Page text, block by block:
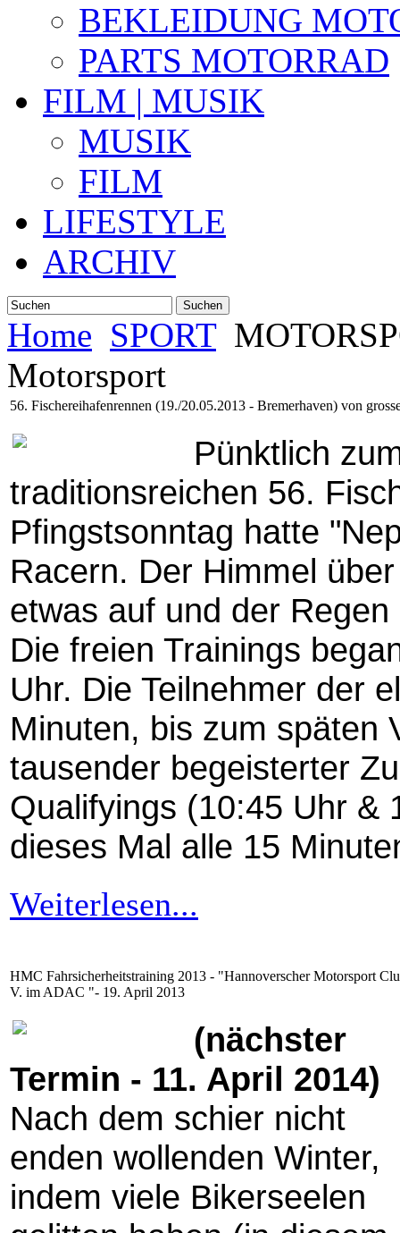
BEKLEIDUNG
PARTS MOTORRAD
FILM | MUSIK
MUSIK
FILM
LIFESTYLE
ARCHIV
Suchen
Home SPORT
Motorsport
56. Fischereihafenrennen (19./20.05.2013 - Bremerhaven) von
Pünktlich
traditionsreichen 56.
Pfingstsonntag hatte
Racern. Der Himmel
etwas auf und der
Die freien Trainings
Uhr. Die Teilnehmer der
Minuten, bis zum späten
tausender begeisterter
Qualifyings (10:45 Uhr
dieses Mal alle 15
Weiterlesen...
HMC Fahrsicherheitstraining 2013 - "Hannoverscher Motorsport
V. im ADAC "- 19. April 2013
(nächster
Termin - 11. April 2014)
Nach dem schier nicht
enden wollenden Winter,
indem viele Bikerseelen